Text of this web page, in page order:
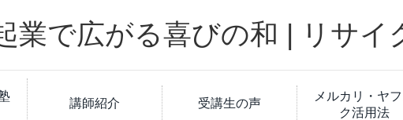
業で広がる喜びの和 | リサイ
講師紹介 受講生の声
メルカリ・ヤ
ク活用法